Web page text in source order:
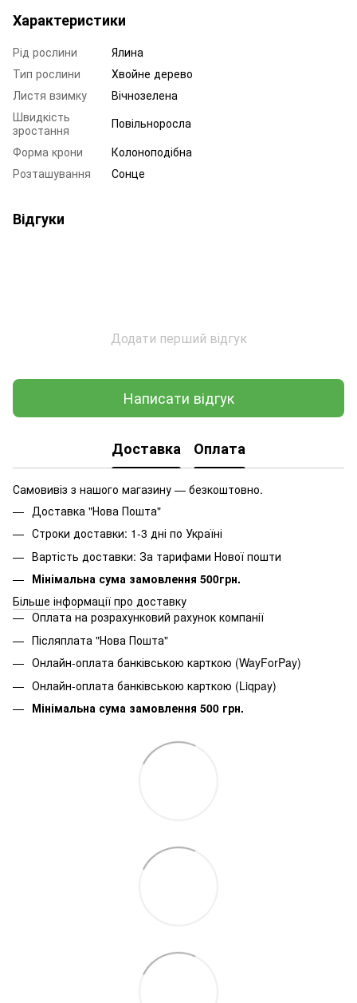
Характеристики
Рід рослини
Ялина
Тип рослини
Хвойне дерево
Листя взимку
Вічнозелена
Швидкість
зростання
Повільноросла
Форма крони
Колоноподібна
Розташування
Сонце
Відгуки
Додати перший відгук
Написати відгук
Доставка Оплата
Самовивіз з нашого магазину — безкоштовно.
Доставка "Нова Пошта"
Строки доставки: 1-3 дні по Україні
Вартість доставки: За тарифами Нової пошти
Мінімальна сума замовлення 500грн.
Більше інформації про доставку
Оплата на розрахунковий рахунок компанії
Післяплата "Нова Пошта"
Онлайн-оплата банківською карткою (WayForPay)
Онлайн-оплата банківською карткою (Liqpay)
Мінімальна сума замовлення 500 грн.